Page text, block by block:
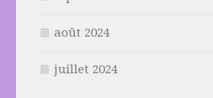
août 2024
juillet 2024